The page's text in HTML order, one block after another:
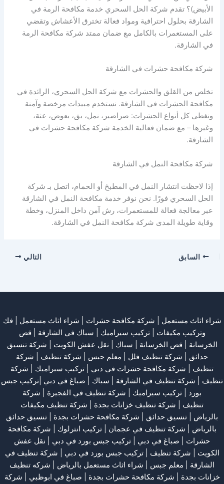
الأبيض)؟ تقدم شركة الحل السحري خدمة مكافحة الرمة في
الشارقة بحلول احترافية ومواد فعالة تخترق الأعشاش وتقضي
على المستعمرات بالكامل مع ضمان ممتد شركة مكافحة الرمة
في الشارقة.
شركة مكافحة حشرات في الشارقة
تخلص من القلق والحشرات مع شركة الحل السحري، الرائدة في
مكافحة الحشرات في الشارقة. نستخدم مبيدات مرخصة وآمنة
ونغطي كل أنواع الحشرات: صراصير، نمل، بق، بعوض، عثة،
وغيرها – مع ضمان فعالية الخدمة شركة مكافحة حشرات في
الشارقة.
شركة مكافحة النمل في الشارقة
إذا لاحظت انتشار النمل في المطبخ أو الحمام، اتصل بـ شركة
الحل السحري فورًا. نحن نوفر خدمة مكافحة النمل في الشارقة
عبر معالجة فعالة للمستعمرات، رش آمن داخل المنزل، وخطة
وقاية طويلة المدى شركة مكافحة النمل في الشارقة.
السابق التالي
شراء اثاث مستعمل شركة مكافحة حشرات شراء اثاث مستعمل
فك
وتركيب مكيفات | تركيب سيراميك | سباك في الشارقة
قص
الخرسانة | قص الخرسانة | سباك نقل عفش الكويت
شركة تنسيق
حدائق
شركة تنظيف فلل معلم جبس شركة تنظيف
شركة
تنظيف
شركة مكافحة حشرات في دبي تركيب سيراميك
شركة
تنظيف
شركة تنظيف في الشارقة | سباك | صباغ في دبي |تركيب جبس
بورد | تركيب سيراميك شركة تنظيف في الفجيرة
شركة
تنظيف
شركة تنظيف خزانات بجدة
شركة تنظيف مكيفات
بالرياض
تنسيق حدائق شركة مكافحة حشرات بجدة
تنسيق حدائق
بالرياض
شركة تنظيف في عجمان | تركيب انترلوك | شركة مكافحة
حشرات
صباغ في دبي تركيب جبس بورد في دبي
نقل عفش
الكويت
شركة تنظيف |تركيب جبس بورد في دبي
شركة تنظيف في
الشارقة
معلم جبس شراء اثاث مستعمل بالرياض
شركه تنظيف
خزانات بجدة
شركة مكافحة حشرات بجدة صباغ في ابوظبي شركة